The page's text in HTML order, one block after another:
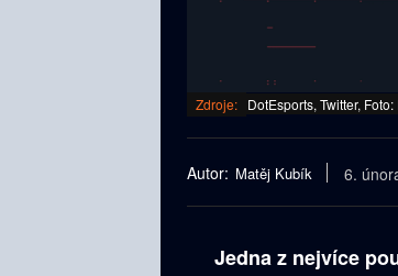
Zdroje: DotEsports, Twitter,
Autor: Matěj Kubík 6.
Jedna z nejvíce